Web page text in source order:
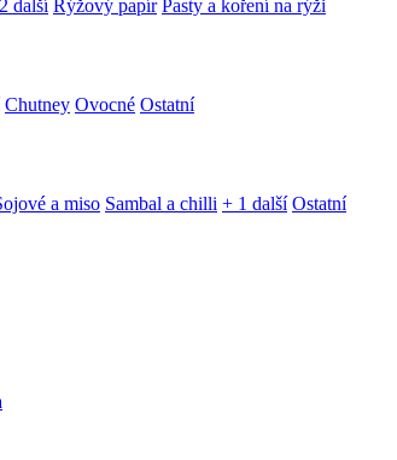
další Rýžový papír Pasty a koření na rýži
Chutney Ovocné Ostatní
a miso Sambal a chilli + 1 další Ostatní